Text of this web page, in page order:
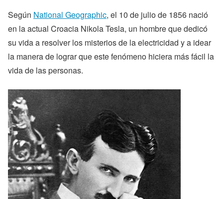
Según National Geographic, el 10 de julio de 1856 nació
en la actual Croacia Nikola Tesla, un hombre que dedicó
su vida a resolver los misterios de la electricidad y a idear
la manera de lograr que este fenómeno hiciera más fácil la
vida de las personas.